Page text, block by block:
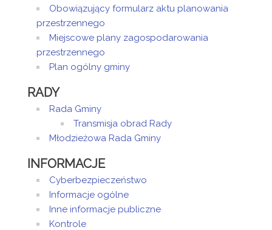
Obowiązujący formularz aktu planowania
przestrzennego
Miejscowe plany zagospodarowania
przestrzennego
Plan ogólny gminy
RADY
Rada Gminy
Transmisja obrad Rady
Młodzieżowa Rada Gminy
INFORMACJE
Cyberbezpieczeństwo
Informacje ogólne
Inne informacje publiczne
Kontrole